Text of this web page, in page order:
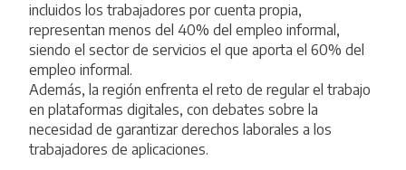
incluidos los trabajadores por cuenta propia,
representan menos del 40% del empleo informal,
siendo el sector de servicios el que aporta el 60% del
empleo informal.
Además, la región enfrenta el reto de regular el trabajo
en plataformas digitales, con debates sobre la
necesidad de garantizar derechos laborales a los
trabajadores de aplicaciones.